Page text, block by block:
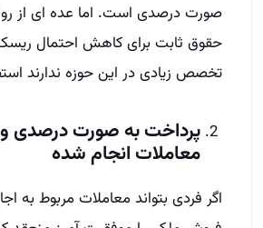
صورت درصدی است. اما عده ای از
حقوق ثابت برای کاهش احتمال
تخصص زیادی در این حوزه ندارند
پرداخت به صورت درصدی و
معاملات انجام شده
اگر فردی بتواند معاملات مربوط به